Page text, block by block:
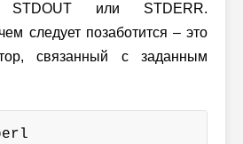
или STDERR.
следует позаботится – это
связанный с заданным